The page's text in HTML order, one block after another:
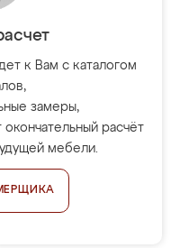
к Вам с каталогом
замеры,
расчёт
мебели.